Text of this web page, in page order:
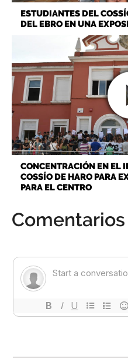
ESTUDIANTES DEL
DEL EBRO EN UNA
CONCENTRACIÓN EN EL
COSSÍO DE HARO PARA
PARA EL CENTRO
Comentarios